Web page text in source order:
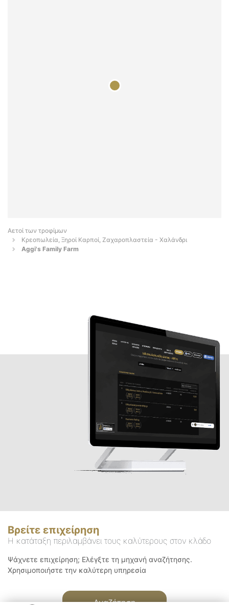
Αετοί των τροφίμων
Κρεοπωλεία, Ξηροί Καρποί, Ζαχαροπλαστεία - Χαλάνδρι
Aggi's Family Farm
Βρείτε επιχείρηση
Η κατάταξη περιλαμβάνει τους καλύτερους στον κλάδο
Ψάχνετε επιχείρηση; Ελέγξτε τη μηχανή αναζήτησης.
Χρησιμοποιήστε την καλύτερη υπηρεσία
Αναζήτηση